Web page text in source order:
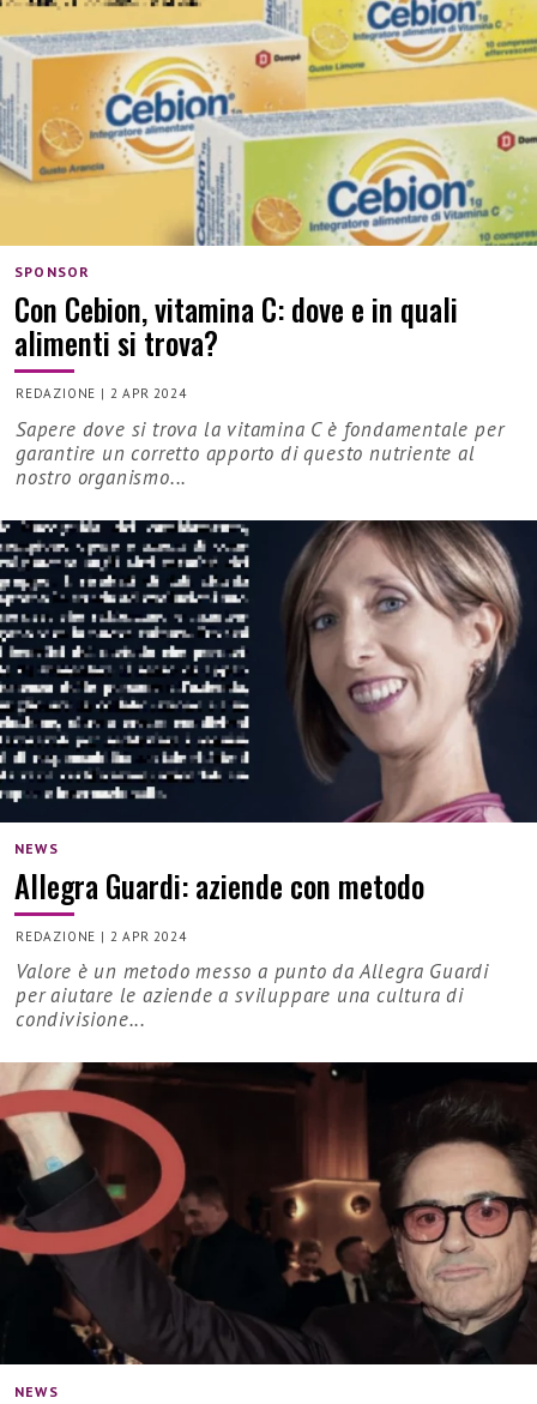
SPONSOR
Con Cebion, vitamina C: dove e in quali
alimenti si trova?
REDAZIONE | 2 APR 2024
Sapere dove si trova la vitamina C è fondamentale per
garantire un corretto apporto di questo nutriente al
nostro organismo...
NEWS
Allegra Guardi: aziende con metodo
REDAZIONE | 2 APR 2024
Valore è un metodo messo a punto da Allegra Guardi
per aiutare le aziende a sviluppare una cultura di
condivisione...
NEWS